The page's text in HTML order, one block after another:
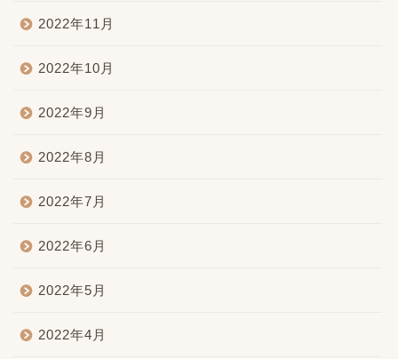
2022年11月
2022年10月
2022年9月
2022年8月
2022年7月
2022年6月
2022年5月
2022年4月